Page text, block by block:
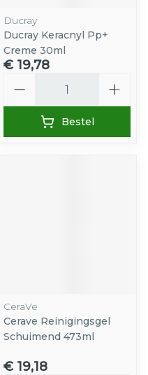
Ducray
Ducray Keracnyl Pp+
Creme 30ml
€ 19,78
Bestel
CeraVe
Cerave Reinigingsgel
Schuimend 473ml
€ 19,18